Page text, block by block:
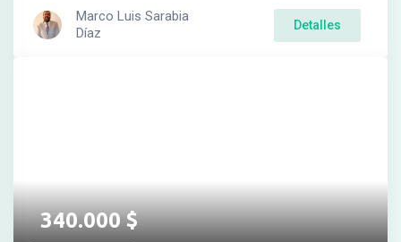
Marco Luis Sarabia
Díaz
Detalles
340.000$